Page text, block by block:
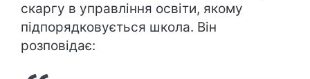
скаргу в управління освіти, якому
підпорядковується школа. Він
розповідає: